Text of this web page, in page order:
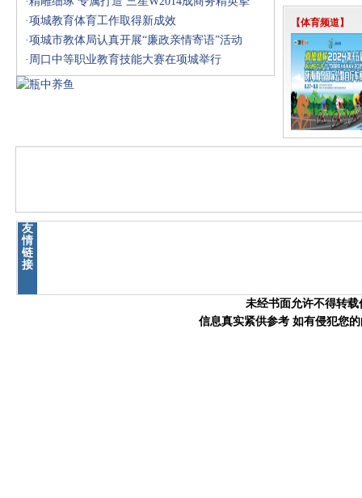
·项城教育体育工作取得新成效
·项城市教体局认真开展“廉政亲情寄语”活动
· 周口中等职业教育技能大赛在项城举行
【体育频道】
友
情
链
接
未经书面允许不得转
信息真实紧供参考 如有侵犯您